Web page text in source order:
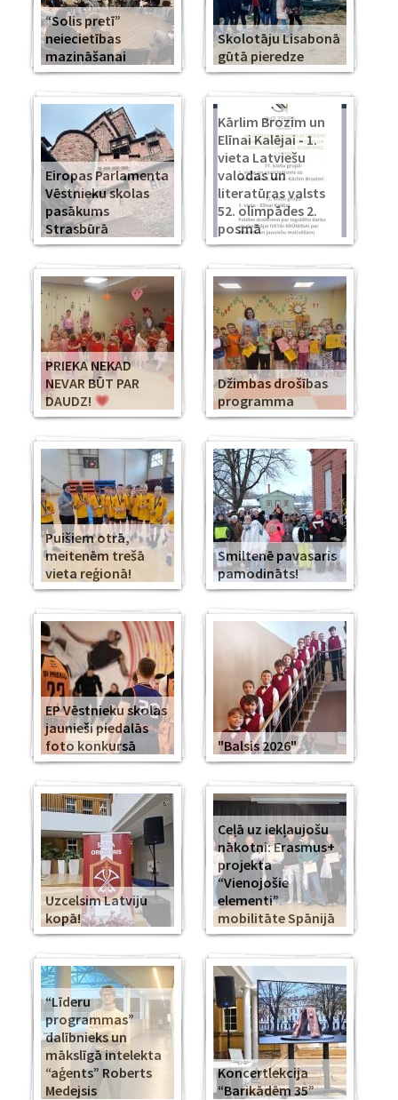
“Solis pretī”
neiecietības
mazināšanai
Skolotāju Lisabonā
gūtā pieredze
Eiropas Parlamenta
Vēstnieku skolas
pasākums
Strasbūrā
Kārlim Brozim un
Elīnai Kalējai - 1.
vieta Latviešu
valodas un
literatūras valsts
52. olimpādes 2.
posmā
PRIEKA NEKAD
NEVAR BŪT PAR
DAUDZ!
Džimbas drošības
programma
Puišiem otrā,
meitenēm trešā
vieta reģionā!
Smiltenē pavasaris
pamodināts!
EP Vēstnieku skolas
jaunieši piedalās
foto konkursā
"Balsis 2026"
Uzcelsim Latviju
kopā!
Ceļā uz iekļaujošu
nākotni: Erasmus+
projekta
“Vienojošie
elementi”
mobilitāte Spānijā
“Līderu
programmas”
dalībnieks un
mākslīgā intelekta
“aģents” Roberts
Medejsis
Koncertlekcija
“Barikādēm 35”